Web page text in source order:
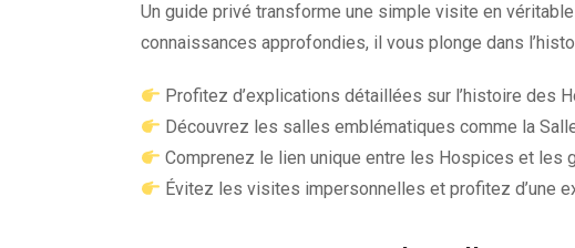
Un guide privé transforme une simple visite en
connaissances approfondies, il vous plonge dans
Profitez d’explications détaillées sur l’histoire des
Découvrez les salles emblématiques comme la
Comprenez le lien unique entre les Hospices et les
Évitez les visites impersonnelles et profitez d’une